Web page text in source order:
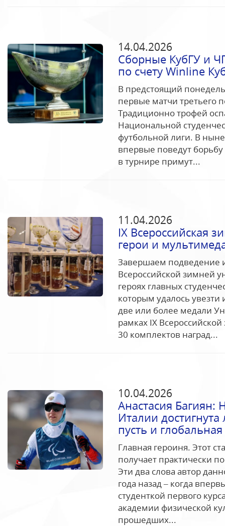
14.04.2026
Сборные КубГУ и
по счету Winline
В предстоящий
первые матчи третьего
Традиционно трофей
Национальной
футбольной лиги. В
впервые поведут
в турнире примут...
11.04.2026
IX Всероссийская
герои и
Завершаем подведение
Всероссийской зимней
героях главных
которым удалось
две или более медали
рамках IX
30 комплектов наград...
10.04.2026
Анастасия Багиян:
Италии
пусть и глобальная
Главная героиня. Этот
получает практически
Эти два слова автор
года назад – когда
студенткой первого
академии физической
прошедших...